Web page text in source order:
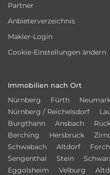
Partner
Anbieterverzeichnis
Makler-Login
Cookie-Einstellungen ändern
Immobilien nach Ort
Nürnberg
Fürth
Nürnberg / Reichelsdorf
Burgthann
Ansbach
Berching
Hersbruck
Schwabach
Altdorf
Sengenthal
Stein
Eggolsheim
Velburg